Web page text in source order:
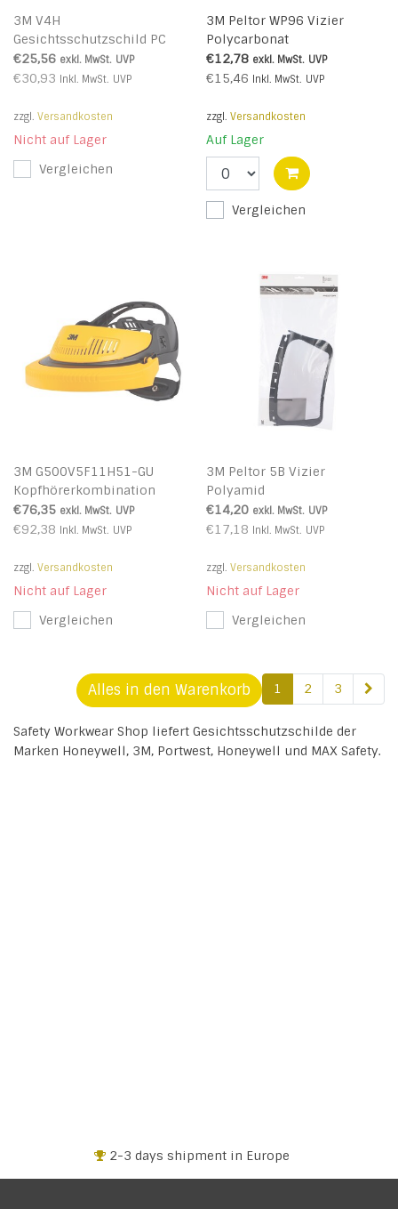
3M V4H
Gesichtsschutzschild PC
klar
€25,56 exkl. MwSt. UVP
€30,93 Inkl. MwSt. UVP
zzgl. Versandkosten
Nicht auf Lager
Vergleichen
3M Peltor WP96 Vizier
Polycarbonat
€12,78 exkl. MwSt. UVP
€15,46 Inkl. MwSt. UVP
zzgl. Versandkosten
Auf Lager
Vergleichen
3M G500V5F11H51-GU
Kopfhörerkombination
€76,35 exkl. MwSt. UVP
€92,38 Inkl. MwSt. UVP
zzgl. Versandkosten
Nicht auf Lager
Vergleichen
3M Peltor 5B Vizier
Polyamid
€14,20 exkl. MwSt. UVP
€17,18 Inkl. MwSt. UVP
zzgl. Versandkosten
Nicht auf Lager
Vergleichen
Alles in den Warenkorb 1 2 3
Safety Workwear Shop liefert Gesichtsschutzschilde der
Marken Honeywell, 3M, Portwest, Honeywell und MAX Safety.
+32 3 318 94 61